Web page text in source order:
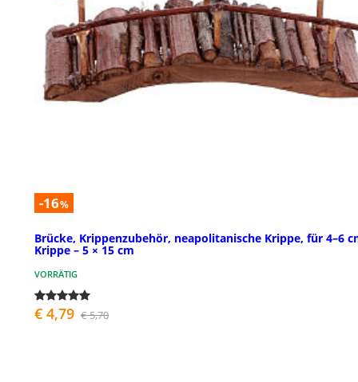
-16%
Brücke, Krippenzubehör, neapolitanische Krippe, für 4–6
Krippe – 5 × 15 cm
VORRÄTIG
€ 4,79 € 5,70